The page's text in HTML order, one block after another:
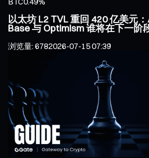
以太坊 L2 TVL 重回 420 亿美元：
Base 与 Optimism 谁将在下一阶
浏览量:6782026-07-15 07:39